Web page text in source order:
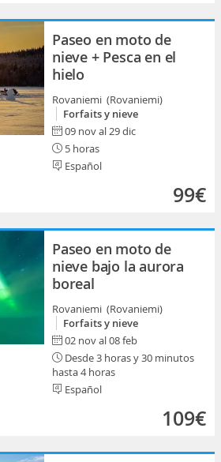
Paseo en moto de
nieve + Pesca en el
hielo
Rovaniemi (Rovaniemi)
Forfaits y nieve
09 nov al 29 dic
5 horas
Español
99€
Paseo en moto de
nieve bajo la aurora
boreal
Rovaniemi (Rovaniemi)
Forfaits y nieve
02 nov al 08 feb
Desde 3 horas y 30 minutos
hasta 4 horas
Español
109€